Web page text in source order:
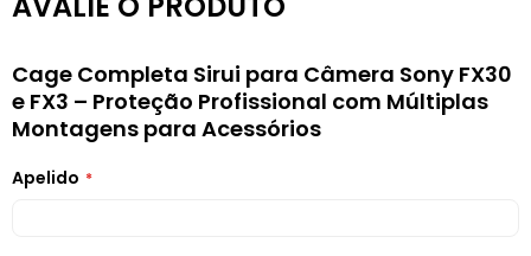
Cage Completa Sirui para Câmera Sony FX30
e FX3 – Proteção Profissional com Múltiplas
Montagens para Acessórios
Apelido